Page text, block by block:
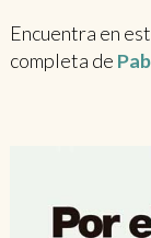
Encuentra en
completa de